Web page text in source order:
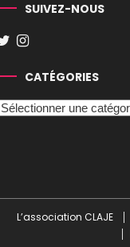
SUIVEZ-NOUS
CATÉGORIES
L’association CLAJE